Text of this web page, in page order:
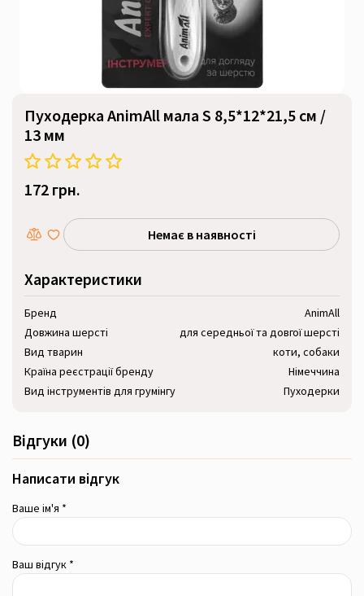
Пуходерка AnimAll мала S 8,5*12*21,5 см /
13 мм
172 грн.
Немає в наявності
Характеристики
Бренд
AnimAll
Довжина шерсті
для середньої та довгої шерсті
Вид тварин
коти, собаки
Країна реєстрації бренду
Німеччина
Вид інструментів для грумінгу
Пуходерки
Відгуки (0)
Написати відгук
Ваше ім'я *
Ваш відгук *